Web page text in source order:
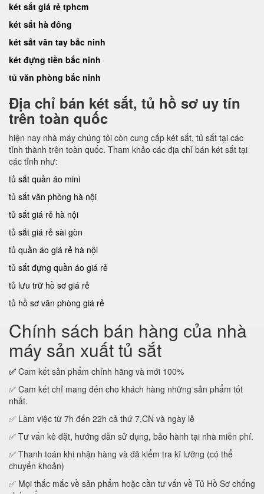
két sắt giá rẻ tphcm
két sắt hà đông
két sắt vân tay bắc ninh
két đựng tiền bắc ninh
tủ văn phòng bắc ninh
Địa chỉ bán két sắt, tủ hồ sơ uy tín
trên toàn quốc
hiện nay nhà máy chúng tôi còn cung cấp két sắt, tủ sắt tại các
tỉnh thành trên toàn quốc. Tham khảo các địa chỉ bán két sắt tại
các tỉnh như:
tủ sắt quần áo mini
tủ sắt văn phòng hà nội
tủ sắt giá rẻ hà nội
tủ sắt giá rẻ sài gòn
tủ quần áo giá rẻ hà nội
tủ sắt đựng quần áo giá rẻ
tủ lưu trữ hồ sơ giá rẻ
tủ hồ sơ văn phòng giá rẻ
Chính sách bán hàng của nhà
máy sản xuất tủ sắt
✅ Cam kết sản phẩm chính hãng và mới 100%
✅ Cam kết chỉ mang đến cho khách hàng những sản phẩm tốt
nhất.
✅ Làm việc từ 7h đến 22h cả thứ 7,CN và ngày lễ
✅ Tư vấn kê đặt, hướng dẫn sử dụng, bảo hành tại nhà miễn phí.
✅ Thanh toán khi nhận hàng và đã kiểm tra kĩ lưỡng (có thể
chuyển khoản)
✅ Mọi thắc mắc về sản phẩm hoặc cần tư vấn về Tủ Hồ Sơ chống